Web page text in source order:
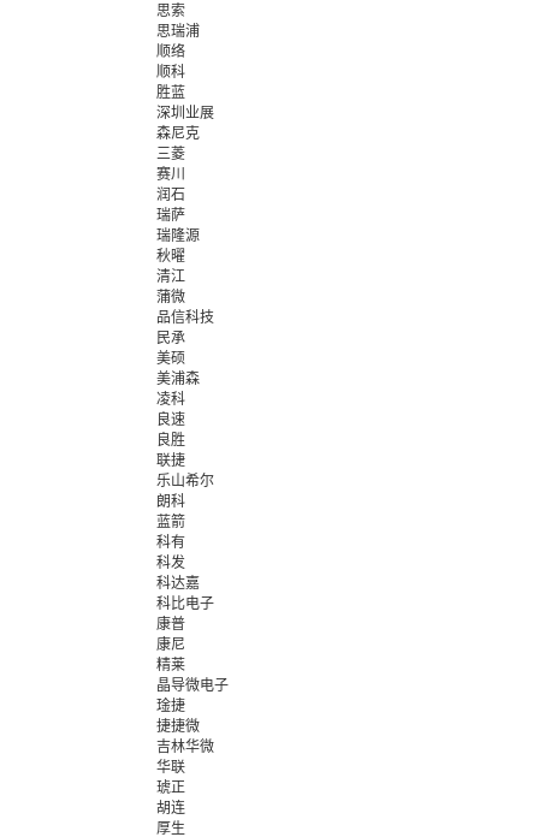
思索
思瑞浦
顺络
顺科
胜蓝
深圳业展
森尼克
三菱
赛川
润石
瑞萨
瑞隆源
秋曜
清江
蒲微
品信科技
民承
美硕
美浦森
凌科
良速
良胜
联捷
乐山希尔
朗科
蓝箭
科有
科发
科达嘉
科比电子
康普
康尼
精莱
晶导微电子
琻捷
捷捷微
吉林华微
华联
琥正
胡连
厚生